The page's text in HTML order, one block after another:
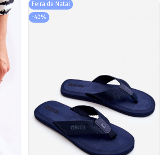
Feira de Natal
-40%